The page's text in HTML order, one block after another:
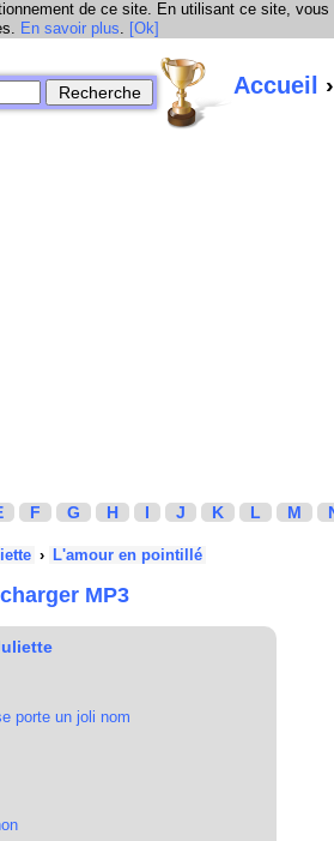
de ce site. En utilisant ce site, vous
En savoir plus. [Ok]
Accueil
F G H I J K L M
› L'amour en pointillé
MP3
porte un joli nom